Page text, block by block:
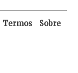
Termos
Sobre